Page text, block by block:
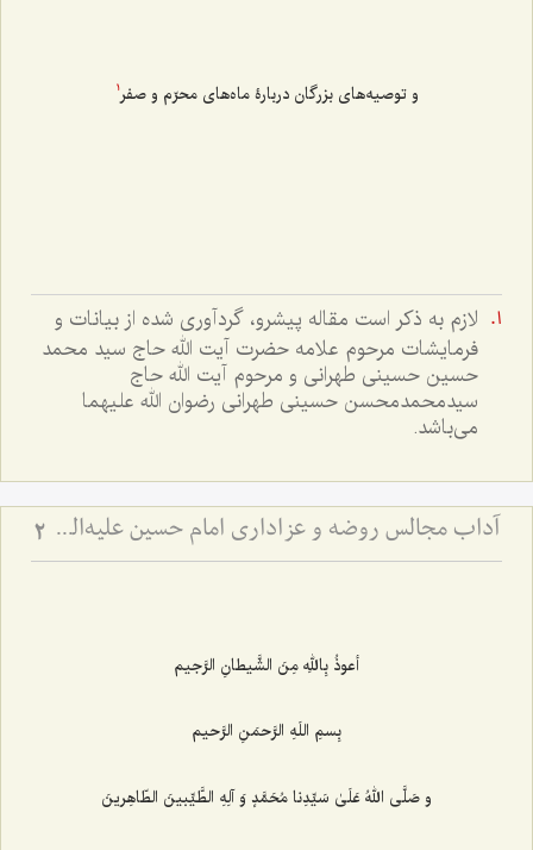
و توصیه‌های بزرگان دربارۀ ماه‌های محرّم و صفر1
لازم به ذکر است مقاله پیشرو، گردآوری شده از بیانات و
فرمایشات مرحوم علامه حضرت آیت الله حاج سید محمد
حسین حسینی طهرانی و مرحوم آیت الله حاج
سیدمحمدمحسن حسینی طهرانی رضوان الله علیهما
می‌باشد.
آداب مجالس روضه و عزاداری امام حسین علیه‌السلام - و توصیه‌های بزرگان دربارۀ ماه‌های محرّم و صفر 2
أعوذُ بِاللهِ مِنَ الشَّيطانِ الرَّجيم‌
بِسمِ اللَهِ الرَّحمَنِ الرَّحيم‌
و صَلَّى اللهُ عَلَىٰ سَيِّدِنا مُحَمَّدٍ وَ آلِهِ الطَّيِّبينَ الطّاهِرينَ‌